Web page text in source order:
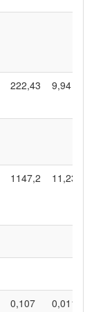
222,43 9,94
1147,2 11,23
0,107 0,011